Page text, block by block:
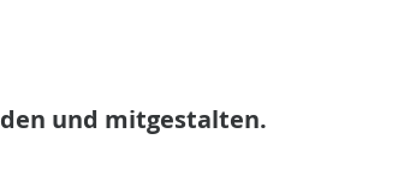
und mitgestalten.